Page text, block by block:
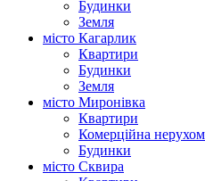
Будинки
Земля
місто Кагарлик
Квартири
Будинки
Земля
місто Миронівка
Квартири
Комерційна
Будинки
місто Сквира